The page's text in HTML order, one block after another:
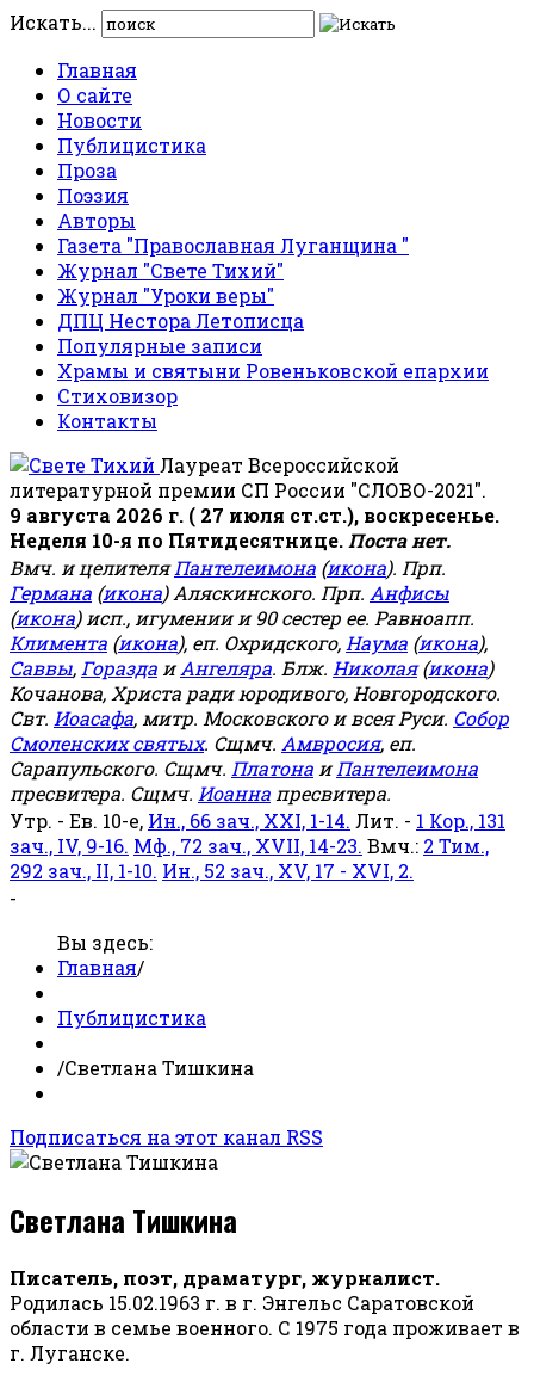
Искать...
Главная
О сайте
Новости
Публицистика
Проза
Поэзия
Авторы
Газета "Православная Луганщина "
Журнал "Свете Тихий"
Журнал "Уроки веры"
ДПЦ Нестора Летописца
Популярные записи
Храмы и святыни Ровеньковской епархии
Стиховизор
Контакты
Лауреат Всероссийской
литературной премии СП России "СЛОВО-2021".
9 августа 2026 г. ( 27 июля ст.ст.), воскресенье.
Неделя 10-я по Пятидесятнице. Поста нет.
Вмч. и целителяПантелеимона (икона). Прп.
Германа (икона) Аляскинского. Прп. Анфисы
(икона) исп., игумении и 90 сестер ее. Равноапп.
Климента (икона), еп. Охридского, Наума (икона),
Саввы, Горазда иАнгеляра. Блж. Николая(икона)
Кочанова, Христа ради юродивого, Новгородского.
Свт. Иоасафа, митр. Московского и всея Руси. Собор
Смоленских святых. Сщмч. Амвросия, еп.
Сарапульского. Сщмч. Платона иПантелеимона
пресвитера. Сщмч. Иоанна пресвитера.
Утр. - Ев. 10-е, Ин., 66 зач., XXI, 1-14. Лит. - 1 Кор., 131
зач., IV, 9-16. Мф., 72 зач., XVII, 14-23. Вмч.: 2 Тим.,
292 зач., II, 1-10. Ин., 52 зач., XV, 17 - XVI, 2.
-
Вы здесь:
Главная/
Публицистика
/Светлана Тишкина
Подписаться на этот канал RSS
Светлана Тишкина
Писатель, поэт, драматург, журналист.
Родилась 15.02.1963 г. в г. Энгельс Саратовской
области в семье военного. С 1975 года проживает в
г. Луганске.